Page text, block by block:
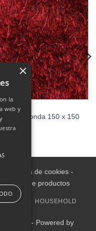
redonda 150 x 150
Política de cookies-
de productos
HOUSEHOLD
Tenerife - Powered by
×
la
web y